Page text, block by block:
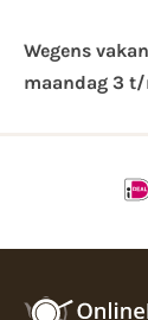
Wegens
maandag 3